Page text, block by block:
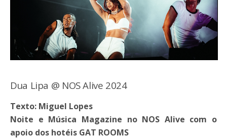
Dua Lipa @ NOS Alive 2024
Texto: Miguel Lopes
Noite e Música Magazine no NOS Alive com o
apoio dos hotéis GAT ROOMS